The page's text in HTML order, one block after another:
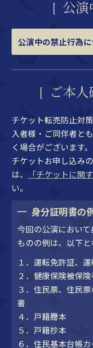
公演
公演中の禁止行為
ご本
チケット転売防止対
入者様・ご同伴者と
く場合がございます。
チケットお申し込み
は、 「チケットに関
い。
身分証明書の
今回の公演におい
ものの例は、以下と
１．運転免許証、
２．健康保険被保
３．住民票、住民
書
４．戸籍謄本
５．戸籍抄本
６．住民基本台帳カ